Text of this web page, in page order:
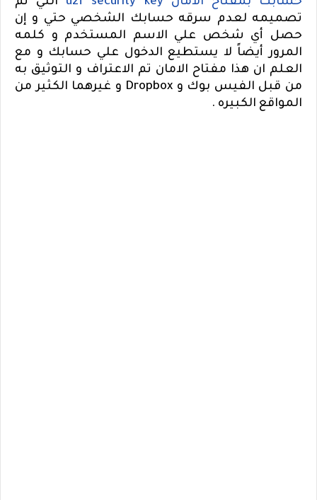
تصميمه لعدم سرقه حسابك الشخصي حتي و إن
حصل أي شخص علي الاسم المستخدم و كلمه
المرور أيضاً لا يستطيع الدخول علي حسابك و مع
العلم ان هذا مفتاح الامان تم الاعتراف و التوثيق به
من قبل الفيس بوك و Dropbox و غيرهما الكثير من
المواقع الكبيره .